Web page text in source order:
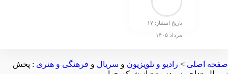
تاریخ انتشار: ۱۷
مرداد ۱۴۰۵
صفحه اصلی > رادیو و تلویزیون و سریال و فرهنگی و هنری : پخش